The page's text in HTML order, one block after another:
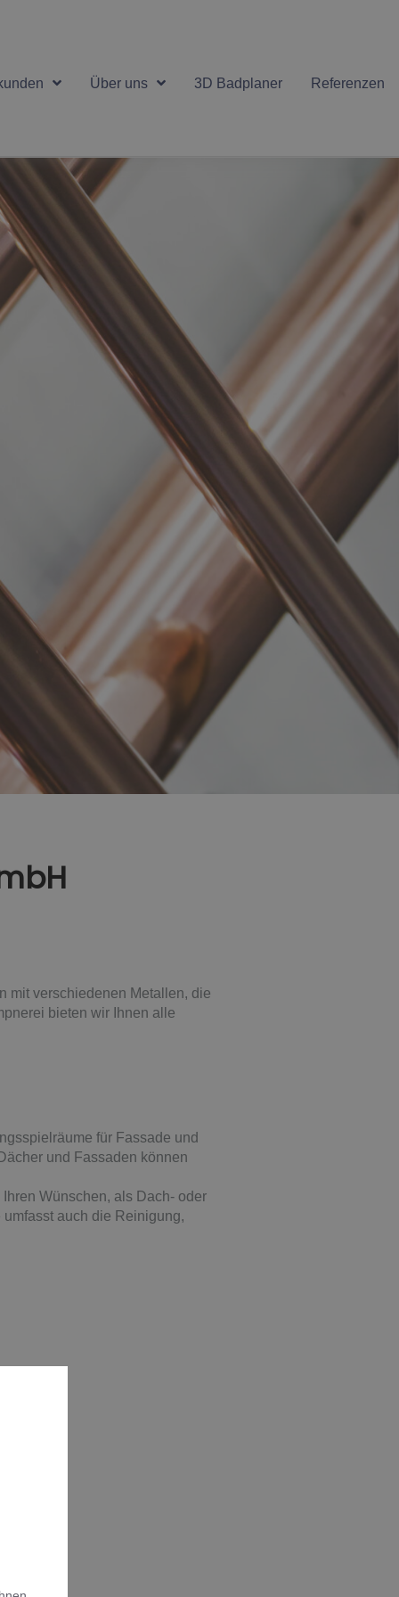
Über uns 3D Badplaner Referenzen
mit verschiedenen Metallen, die
bieten wir Ihnen alle
für Fassade und
und Fassaden können
Wünschen, als Dach- oder
auch die Reinigung,